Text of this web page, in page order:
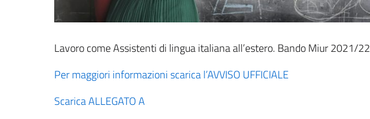
Lavoro come Assistenti di lingua italiana all’estero. Bando Miur 2021/22
Per maggiori informazioni scarica l’AVVISO UFFICIALE
Scarica ALLEGATO A